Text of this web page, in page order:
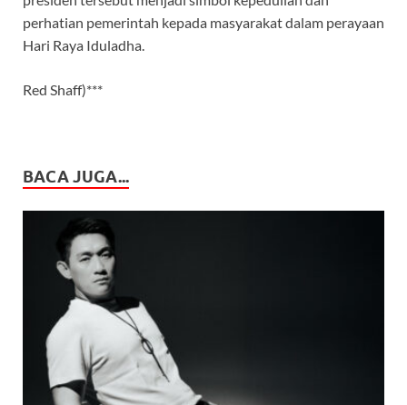
perhatian pemerintah kepada masyarakat dalam perayaan
Hari Raya Iduladha.
Red Shaff)***
BACA JUGA...